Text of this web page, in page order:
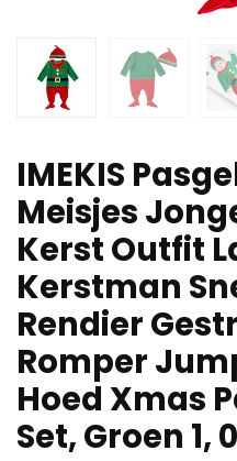
IMEKIS
Meisjes
Kerst Outfit
Kerstman
Rendier
Romper
Hoed Xmas
Set, Groen